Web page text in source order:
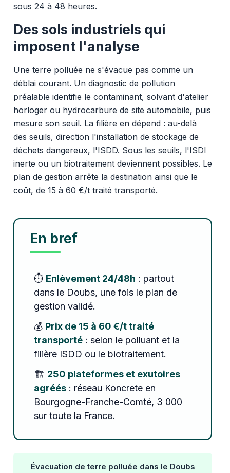
sous 24 à 48 heures.
Des sols industriels qui
imposent l'analyse
Une terre polluée ne s'évacue pas comme un
déblai courant. Un diagnostic de pollution
préalable identifie le contaminant, solvant d'atelier
horloger ou hydrocarbure de site automobile, puis
mesure son seuil. La filière en dépend : au-delà
des seuils, direction l'installation de stockage de
déchets dangereux, l'ISDD. Sous les seuils, l'ISDI
inerte ou un biotraitement deviennent possibles. Le
plan de gestion arrête la destination ainsi que le
coût, de 15 à 60 €/t traité transporté.
En bref
⏱️ Enlèvement 24/48h : partout
dans le Doubs, une fois le plan de
gestion validé.
💰 Prix de 15 à 60 €/t traité
transporté: selon le polluant et la
filière ISDD ou le biotraitement.
🏗️ 250 plateformes et exutoires
agréés: réseau Koncrete en
Bourgogne-Franche-Comté, 3 000
sur toute la France.
Évacuation de terre polluée dans le Doubs